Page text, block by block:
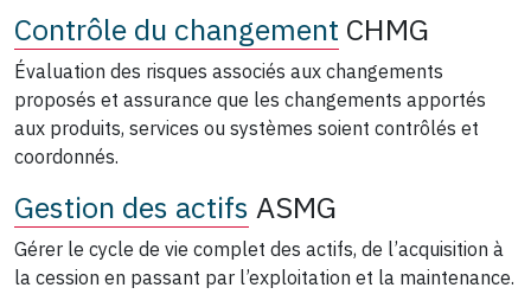
Contrôle du changement CHMG
Évaluation des risques associés aux changements
proposés et assurance que les changements apportés
aux produits, services ou systèmes soient contrôlés et
coordonnés.
Gestion des actifs ASMG
Gérer le cycle de vie complet des actifs, de l’acquisition à
la cession en passant par l’exploitation et la maintenance.